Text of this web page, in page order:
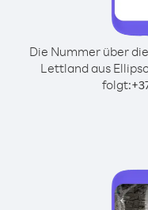
Die Nummer über
Lettland aus
folgt:+